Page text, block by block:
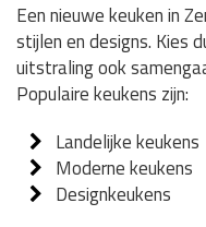
Een nieuwe keuken in
stijlen en designs. Kies
uitstraling ook
Populaire keukens zijn:
Landelijke keukens
Moderne keukens
Designkeukens